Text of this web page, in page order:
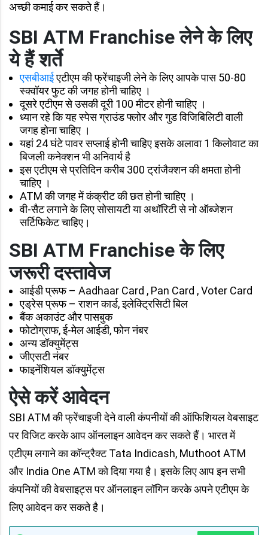
अच्छी कमाई कर सकते हैं।
SBI ATM Franchise लेने के लिए
ये हैं शर्ते
एसबीआईएटीएम की फ्रेंचाइजी लेने के लिए आपके पास 50-80
स्‍क्‍वॉयर फुट की जगह होनी चाहिए ।
दूसरे एटीएम से उसकी दूरी 100 मीटर होनी चाहिए ।
ध्यान रहे कि यह स्‍पेस ग्राउंड फ्लोर और गुड विजिबिलिटी वाली
जगह होना चाहिए ।
यहां 24 घंटे पावर सप्‍लाई होनी चाहिए इसके अलावा 1 किलोवाट का
बिजली कनेक्‍शन भी अनिवार्य है
इस एटीएम से प्रतिदिन करीब 300 ट्रांजैक्‍शन की क्षमता होनी
चाहिए ।
ATM की जगह में कंक्रीट की छत होनी चाहिए ।
वी-सैट लगाने के लिए सोसायटी या अथॉरिटी से नो ऑब्‍जेशन
सर्टिफिकेट चाहिए।
SBI ATM Franchise के लिए
जरूरी दस्तावेज
आईडी प्रूफ – Aadhaar Card , Pan Card , Voter Card
एड्रेस प्रूफ – राशन कार्ड, इलेक्ट्रिसिटी बिल
बैंक अकाउंट और पासबुक
फोटोग्राफ, ई-मेल आईडी, फोन नंबर
अन्य डॉक्युमेंट्स
जीएसटी नंबर
फाइनेंशियल डॉक्युमेंट्स
ऐसे करें आवेदन
SBI ATM की फ्रेंचाइजी देने वाली कंपनीयों की ऑफिशियल वेबसाइट
पर विजिट करके आप ऑनलाइन आवेदन कर सकते हैं। भारत में
एटीएम लगाने का कॉन्ट्रैक्ट Tata Indicash, Muthoot ATM
और India One ATM को दिया गया है। इसके लिए आप इन सभी
कंपनियों की वेबसाइट्स पर ऑनलाइन लॉगिन करके अपने एटीएम के
लिए आवेदन कर सकते है।